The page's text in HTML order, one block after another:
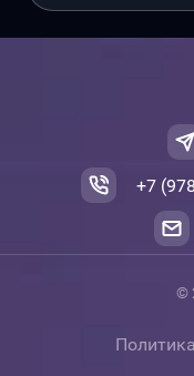
+7
©